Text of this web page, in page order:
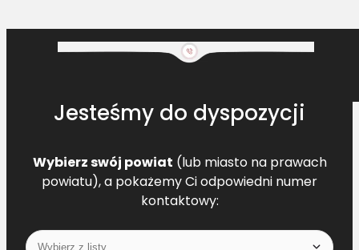
Jesteśmy do dyspozycji
Wybierz swój powiat (lub miasto na prawach
powiatu), a pokażemy Ci odpowiedni numer
kontaktowy: